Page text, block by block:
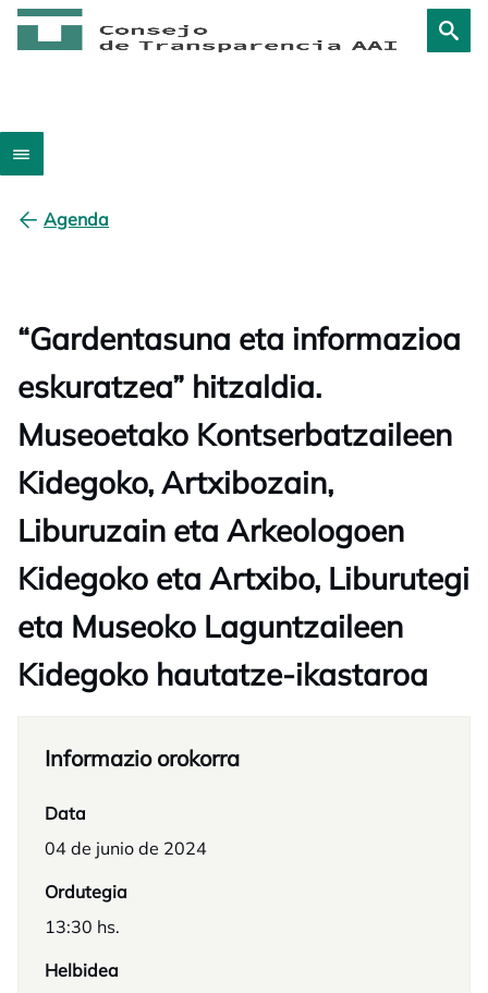
Agenda
“Gardentasuna eta informazioa
eskuratzea” hitzaldia.
Museoetako Kontserbatzaileen
Kidegoko, Artxibozain,
Liburuzain eta Arkeologoen
Kidegoko eta Artxibo, Liburutegi
eta Museoko Laguntzaileen
Kidegoko hautatze-ikastaroa
Informazio orokorra
Data
04 de junio de 2024
Ordutegia
13:30 hs.
Helbidea